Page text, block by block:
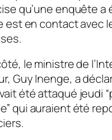
qu’une enquête a
est en contact avec
le ministre de
Guy Inenge, a
été attaqué jeudi
qui auraient été